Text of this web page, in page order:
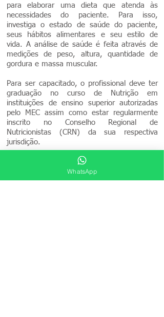
para elaborar uma dieta que atenda às
necessidades do paciente. Para isso,
investiga o estado de saúde do paciente,
seus hábitos alimentares e seu estilo de
vida. A análise de saúde é feita através de
medições de peso, altura, quantidade de
gordura e massa muscular.
Para ser capacitado, o profissional deve ter
graduação no curso de Nutrição em
instituições de ensino superior autorizadas
pelo MEC assim como estar regularmente
inscrito no Conselho Regional de
Nutricionistas (CRN) da sua respectiva
jurisdição.
Agende uma Consulta
WhatsApp